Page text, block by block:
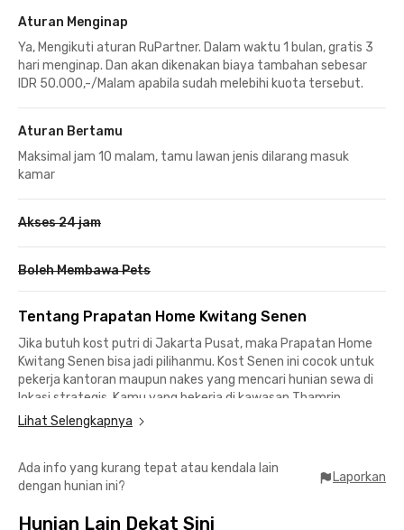
Aturan Menginap
Ya, Mengikuti aturan RuPartner. Dalam waktu 1 bulan, gratis 3
hari menginap. Dan akan dikenakan biaya tambahan sebesar
IDR 50.000,-/Malam apabila sudah melebihi kuota tersebut.
Aturan Bertamu
Maksimal jam 10 malam, tamu lawan jenis dilarang masuk
kamar
Akses 24 jam
Boleh Membawa Pets
Tentang Prapatan Home Kwitang Senen
Jika butuh kost putri di Jakarta Pusat, maka Prapatan Home
Kwitang Senen bisa jadi pilihanmu. Kost Senen ini cocok untuk
pekerja kantoran maupun nakes yang mencari hunian sewa di
lokasi strategis. Kamu yang bekerja di kawasan Thamrin,
Menteng, maupun Matraman bisa mencapai kantor paling lama
20 menit berkendara.
Buat nakes, nih, RS Kramat 128 cuma 8 menit, RS Cikini
berjarak 11 menit dari kost putri Kwitang ini, sementara RSCM
Ideal juga buat mahasiswi Universitas Indonesia Kampus
Lihat Selengkapnya
Ada info yang kurang tepat atau kendala lain
dengan hunian ini?
Laporkan
Hunian Lain Dekat Sini